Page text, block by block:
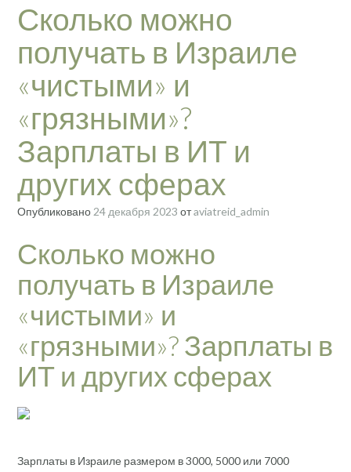
Сколько можно
получать в Израиле
«чистыми» и
«грязными»?
Зарплаты в ИТ и
других сферах
Опубликовано 24 декабря 2023 отaviatreid_admin
Сколько можно
получать в Израиле
«чистыми» и
«грязными»? Зарплаты в
ИТ и других сферах
Зарплаты в Израиле размером в 3000, 5000 или 7000